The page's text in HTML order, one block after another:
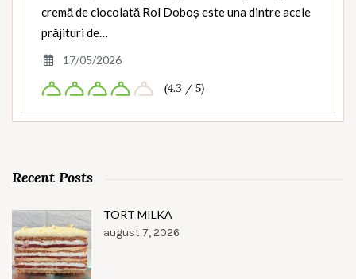
cremă de ciocolată Rol Doboș este una dintre acele
prăjituri de…
17/05/2026
(4.3 / 5)
Recent Posts
TORT MILKA
august 7, 2026